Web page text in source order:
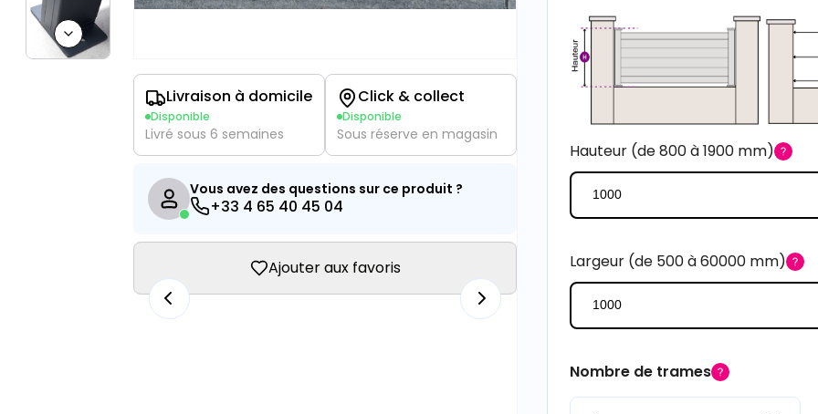
Next slide Livraison à domicile
Disponible
Livré sous 6 semaines
Click & collect
Disponible
Sous réserve en magasin
Vous avez des questions sur ce produit ?
+33 4 65 40 45 04
Ajouter aux favoris
Hauteur (de 800 à 1900 mm)
Largeur (de 500 à 60000 mm)
Nombre de trames